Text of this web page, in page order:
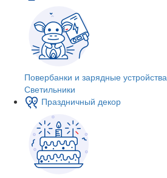
Повербанки и зарядные устройства
Светильники
Праздничный декор